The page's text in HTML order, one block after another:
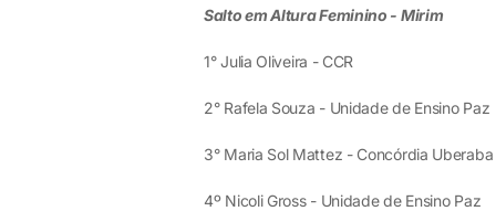
Salto em Altura Feminino - Mirim
1° Julia Oliveira - CCR
2° Rafela Souza - Unidade de Ensino Paz
3° Maria Sol Mattez - Concórdia Uberaba
4º Nicoli Gross - Unidade de Ensino Paz